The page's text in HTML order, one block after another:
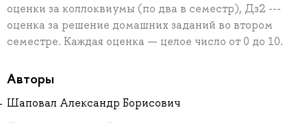
оценки за коллоквиумы (по два в семестр), Дз2 ---
оценка за решение домашних заданий во втором
семестре. Каждая оценка — целое число от 0 до 10.
Авторы
Шаповал Александр Борисович